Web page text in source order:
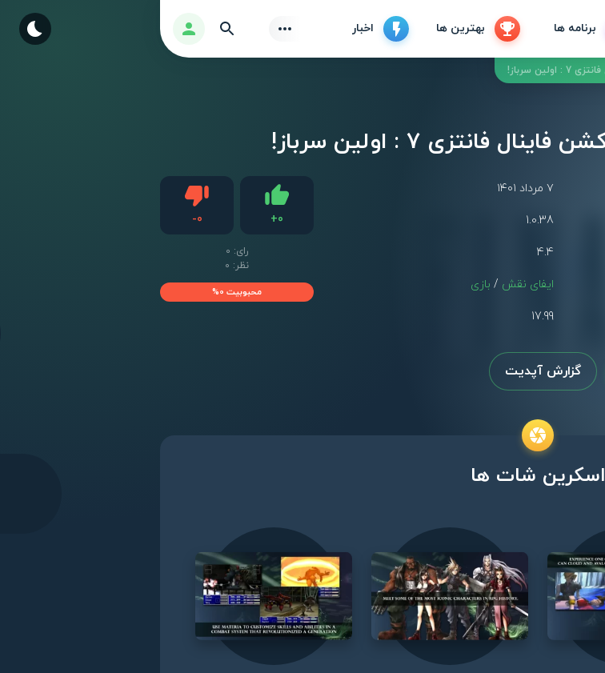
برنامه ها بهترین ها اخبار ورود Find
۷ مرداد ۱۴۰۱
1.0.38
4.4
ایفای نقش / بازی
17.99
+0
لایک
-0دیس لایک
رای: 0
نظر: 0
محبوبیت 0%
گزارش آپدیت
اسکرین شات ها